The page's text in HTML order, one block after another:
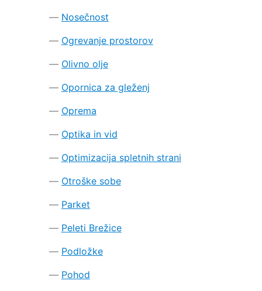
Nosečnost
Ogrevanje prostorov
Olivno olje
Opornica za gleženj
Oprema
Optika in vid
Optimizacija spletnih strani
Otroške sobe
Parket
Peleti Brežice
Podložke
Pohod